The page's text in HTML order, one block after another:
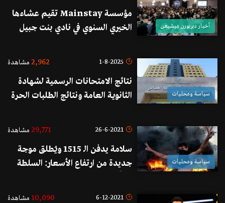
أخبار ديربورن ميشيغن
مؤسسة Mainstay تقيم عشـاءها
الخيري السنوي في نادي بنت جبيل
سياسة ومحليات
1-8-2025
2,962 مشاهدة
نتائج الامتحانات الرسمية لشهادة
الثانوية العامة ونتائج الطلبات الحرة
الساعة الثالثة بعد ظهر اليوم
سياسة ومحليات
26-6-2021
29,771 مشاهدة
سلامة يدفن الـ 1515 ويُطلق موجة
جديدة من ارتفاع الأسعار: السلطة
6-12-2021
10,090 مشاهدة